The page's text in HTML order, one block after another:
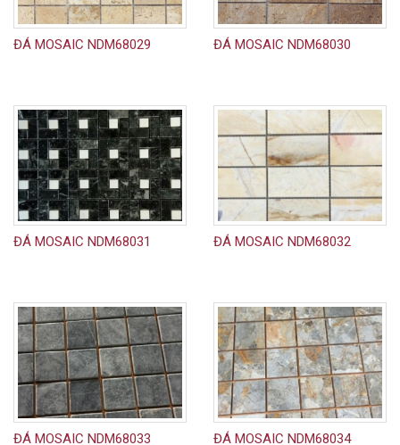
ĐÁ MOSAIC NDM68029 ĐÁ MOSAIC NDM68030
ĐÁ MOSAIC NDM68031 ĐÁ MOSAIC NDM68032
ĐÁ MOSAIC NDM68033 ĐÁ MOSAIC NDM68034